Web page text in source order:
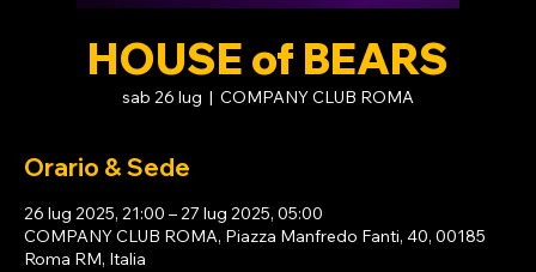
HOUSE of BEARS
sab 26 lug
  |
COMPANY CLUB ROMA
Orario & Sede
26 lug 2025, 21:00 – 27 lug 2025, 05:00
COMPANY CLUB ROMA, Piazza Manfredo Fanti, 40, 00185
Roma RM, Italia